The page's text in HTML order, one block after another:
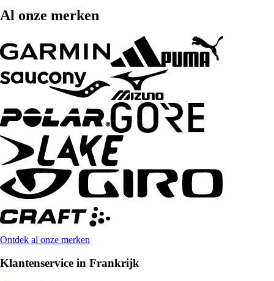
Al onze merken
Ontdek al onze merken
Klantenservice in Frankrijk